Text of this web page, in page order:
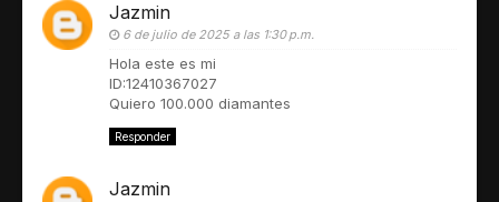
Jazmin
6 de julio de 2025 a las 1:30 p.m.
Hola este es mi
ID:12410367027
Quiero 100.000 diamantes
Responder
Jazmin